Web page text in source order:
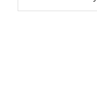
сайдбар